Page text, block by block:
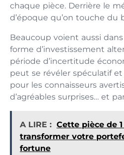
chaque pièce. Derrière le
d’époque qu’on touche du
Beaucoup voient aussi
forme d’investissement
période d’incertitude
peut se révéler spéculatif
pour les connaisseurs
d’agréables surprises… et
A LIRE : Cette pièce de
transformer votre
fortune